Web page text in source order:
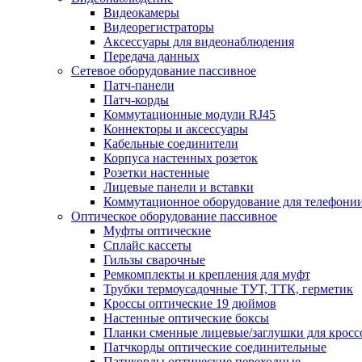
Видеокамеры
Видеорегистраторы
Аксессуары для видеонаблюдения
Передача данных
Сетевое оборудование пассивное
Патч-панели
Патч-корды
Коммутационные модули RJ45
Коннекторы и аксессуары
Кабельные соединители
Корпуса настенных розеток
Розетки настенные
Лицевые панели и вставки
Коммутационное оборудование для
Оптическое оборудование пассивное
Муфты оптические
Сплайс кассеты
Гильзы сварочные
Ремкомплекты и крепления для муфт
Трубки термоусадочные ТУТ, ТТК, герметик
Кроссы оптические 19 дюймов
Настенные оптические боксы
Планки сменные лицевые/заглушки для
Патчкорды оптические соединительные